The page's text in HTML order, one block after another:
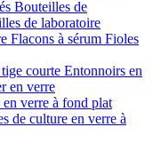
Bouteilles de
de laboratoire
Flacons à sérum Fioles
courte Entonnoirs en
en verre
en verre à fond plat
de culture en verre à